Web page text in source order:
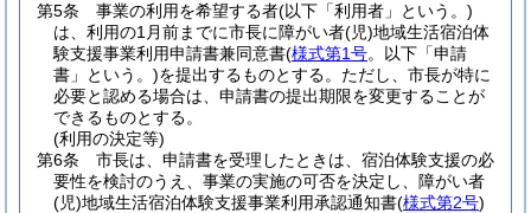
第5条
事業の利用を希望する者(以下「利用者」という。)
は、利用の1月前までに市長に障がい者(児)地域生活宿泊体
験支援事業利用申請書兼同意書(様式第1号。以下「申請
書」という。)を提出するものとする。 ただし、市長が特に
必要と認める場合は、申請書の提出期限を変更することが
できるものとする。
(利用の決定等)
第6条
市長は、申請書を受理したときは、宿泊体験支援の必
要性を検討のうえ、事業の実施の可否を決定し、障がい者
(児)地域生活宿泊体験支援事業利用承認通知書(様式第2号)